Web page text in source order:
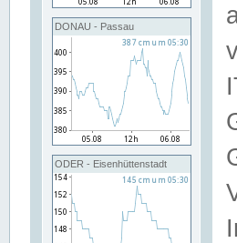
DONAU - Passau
ODER - Eisenhüttenstadt